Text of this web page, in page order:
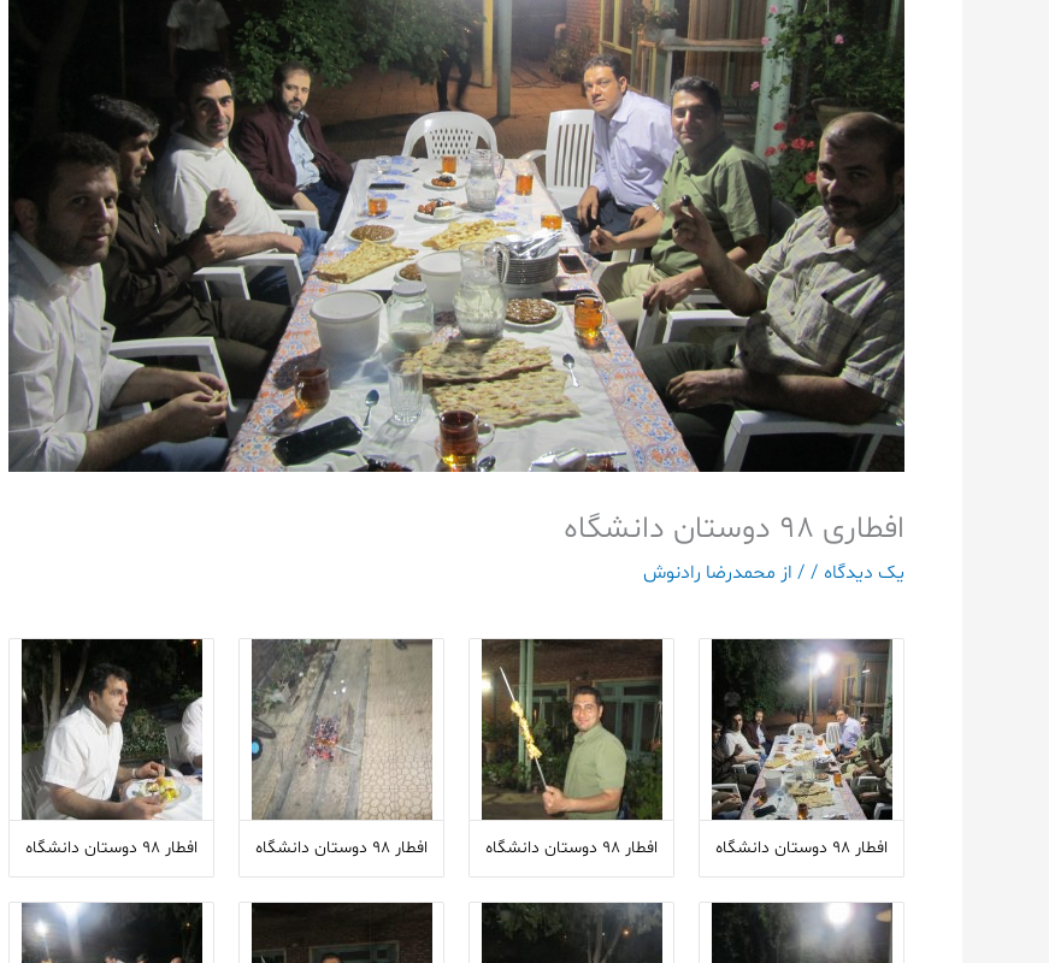
افطاری ۹۸ دوستان دانشگاه
یک دیدگاه / / از محمدرضا رادنوش
افطار ۹۸ دوستان دانشگاه افطار ۹۸ دوستان دانشگاه افطار ۹۸ دوستان دانشگاه افطار ۹۸ دوستان دانشگاه